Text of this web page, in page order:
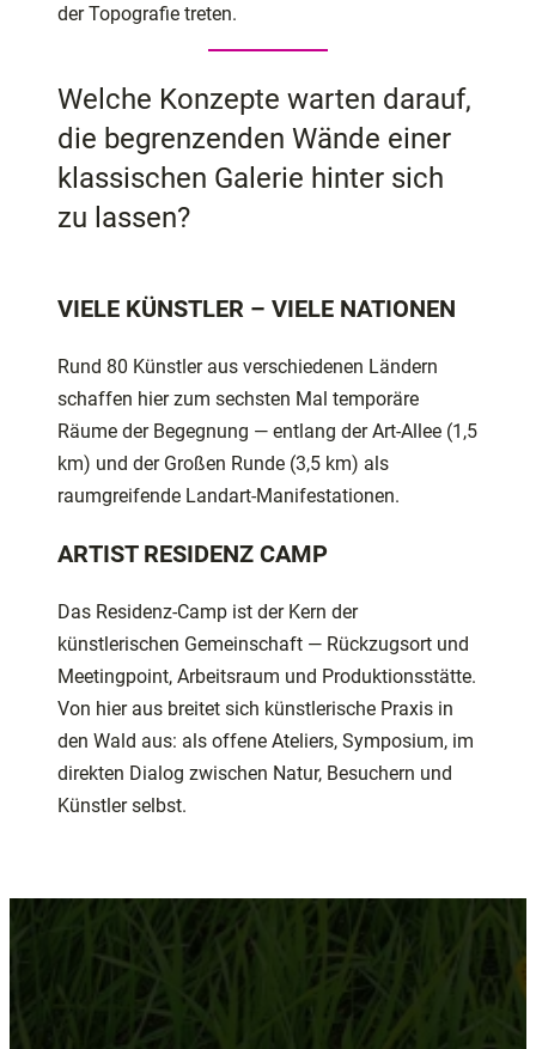
der Topografie treten.
Welche Konzepte warten darauf,
die begrenzenden Wände einer
klassischen Galerie hinter sich
zu lassen?
VIELE KÜNSTLER – VIELE NATIONEN
Rund 80 Künstler aus verschiedenen Ländern
schaffen hier zum sechsten Mal temporäre
Räume der Begegnung — entlang der Art-Allee (1,5
km) und der Großen Runde (3,5 km) als
raumgreifende Landart-Manifestationen.
ARTIST RESIDENZ CAMP
Das Residenz-Camp ist der Kern der
künstlerischen Gemeinschaft — Rückzugsort und
Meetingpoint, Arbeitsraum und Produktionsstätte.
Von hier aus breitet sich künstlerische Praxis in
den Wald aus: als offene Ateliers, Symposium, im
direkten Dialog zwischen Natur, Besuchern und
Künstler selbst.